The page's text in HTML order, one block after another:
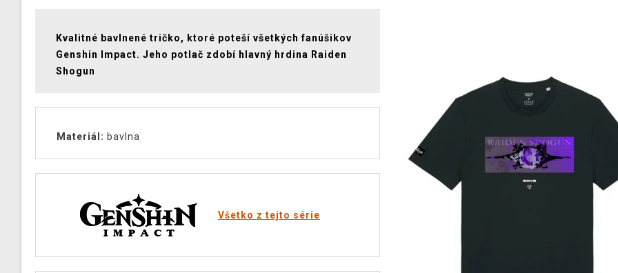
Kvalitné bavlnené tričko, ktoré poteší všetkých fanúšikov
Genshin Impact. Jeho potlač zdobí hlavný hrdina Raiden
Shogun
Materiál: bavlna
Všetko z tejto série